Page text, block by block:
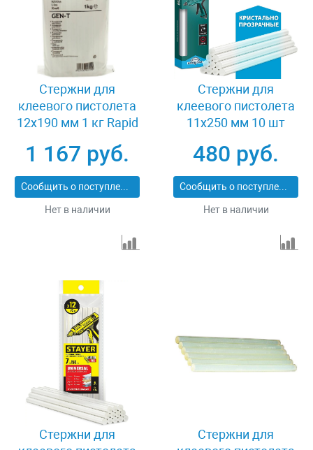
Стержни для
клеевого пистолета
12x190 мм 1 кг Rapid
1 167 руб.
Сообщить о поступлении
Нет в наличии
Стержни для
клеевого пистолета
11x250 мм 10 шт
480 руб.
Сообщить о поступлении
Нет в наличии
Стержни для
Стержни для